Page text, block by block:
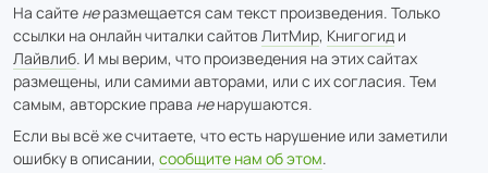
На сайте неразмещается сам текст произведения. Только
ссылки на онлайн читалки сайтов ЛитМир, Книгогид и
Лайвлиб. И мы верим, что произведения на этих сайтах
размещены, или самими авторами, или с их согласия. Тем
самым, авторские права ненарушаются.
Если вы всё же считаете, что есть нарушение или заметили
ошибку в описании, сообщите нам об этом.